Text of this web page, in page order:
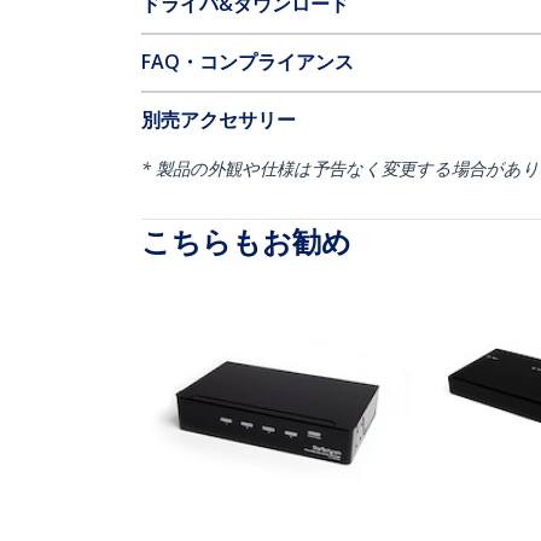
FAQ・コンプライアンス
別売アクセサリー
* 製品の外観や仕様は予告なく変更する場合があ
こちらもお勧め